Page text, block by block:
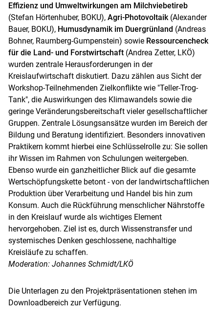
Effizienz und Umweltwirkungen am Milchviebetireb
(Stefan Hörtenhuber, BOKU),Agri-Photovoltaik (Alexander
Bauer, BOKU), Humusdynamik im Duergrünland (Andreas
Bohner, Raumberg-Gumpenstein) sowie Ressourcencheck
für die Land- und Forstwirtschaft(Andrea Zetter, LKÖ)
wurden zentrale Herausforderungen in der
Kreislaufwirtschaft diskutiert. Dazu zählen aus Sicht der
Workshop-Teilnehmenden Zielkonflikte wie "Teller-Trog-
Tank", die Auswirkungen des Klimawandels sowie die
geringe Veränderungsbereitschaft vieler gesellschaftlicher
Gruppen. Zentrale Lösungsansätze wurden im Bereich der
Bildung und Beratung identifiziert. Besonders innovativen
Praktikern kommt hierbei eine Schlüsselrolle zu: Sie sollen
ihr Wissen im Rahmen von Schulungen weitergeben.
Ebenso wurde ein ganzheitlicher Blick auf die gesamte
Wertschöpfungskette betont - von der landwirtschaftlichen
Produktion über Verarbeitung und Handel bis hin zum
Konsum. Auch die Rückführung menschlicher Nährstoffe
in den Kreislauf wurde als wichtiges Element
hervorgehoben. Ziel ist es, durch Wissenstransfer und
systemisches Denken geschlossene, nachhaltige
Kreisläufe zu schaffen.
Moderation: Johannes Schmidt/LKÖ
Die Unterlagen zu den Projektpräsentationen stehen im
Downloadbereich zur Verfügung.